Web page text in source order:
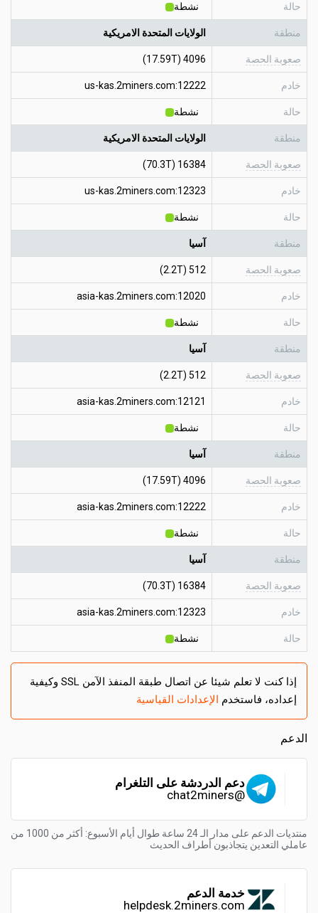
حالة نشطة
منطقة الولايات المتحدة الامريكية
صعوبة الحصة 4096 (17.59T)
خادم us-kas.2miners.com:12222
حالة نشطة
منطقة الولايات المتحدة الامريكية
صعوبة الحصة 16384 (70.3T)
خادم us-kas.2miners.com:12323
حالة نشطة
منطقة آسيا
صعوبة الحصة 512 (2.2T)
خادم asia-kas.2miners.com:12020
حالة نشطة
منطقة آسيا
صعوبة الحصة 512 (2.2T)
خادم asia-kas.2miners.com:12121
حالة نشطة
منطقة آسيا
صعوبة الحصة 4096 (17.59T)
خادم asia-kas.2miners.com:12222
حالة نشطة
منطقة آسيا
صعوبة الحصة 16384 (70.3T)
خادم asia-kas.2miners.com:12323
حالة نشطة
إذا كنت لا تعلم شيئا عن اتصال طبقة المنفذ الآمن SSL وكيفية
إعداده، فاستخدم الإعدادات القياسية
الدعم
دعم الدردشة على التلغرام
@chat2miners
منتديات الدعم على مدار الـ 24 ساعة طوال أيام الأسبوع: أكثر من 1000 من
عاملي التعدين يتجاذبون أطراف الحديث
خدمة الدعم
helpdesk.2miners.com